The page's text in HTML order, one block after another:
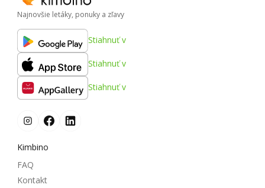
Najnovšie letáky, ponuky a zľavy
Stiahnuť v
Stiahnuť v
Stiahnuť v
Kimbino
FAQ
Kontakt